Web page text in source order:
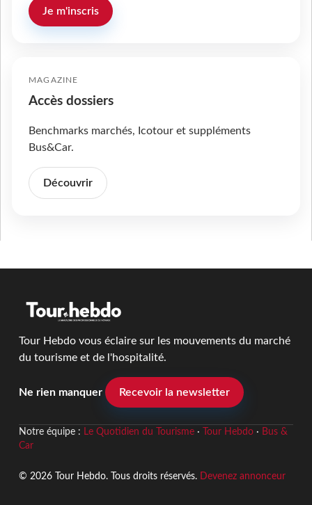
Je m'inscris
MAGAZINE
Accès dossiers
Benchmarks marchés, Icotour et suppléments
Bus&Car.
Découvrir
Tour Hebdo vous éclaire sur les mouvements du marché
du tourisme et de l'hospitalité.
Ne rien manquer Recevoir la newsletter
Notre équipe : Le Quotidien du Tourisme· Tour Hebdo· Bus &
Car
© 2026 Tour Hebdo. Tous droits réservés. Devenez annonceur